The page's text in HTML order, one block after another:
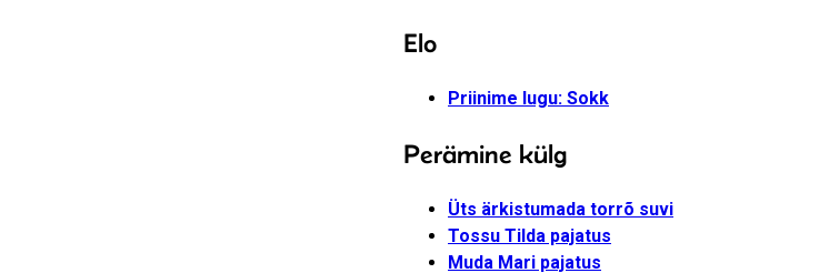
Elo
Priinime lugu: Sokk
Perämine külg
Üts ärkistumada torrõ suvi
Tossu Tilda pajatus
Muda Mari pajatus